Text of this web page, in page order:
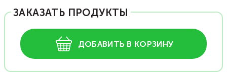
ЗАКАЗАТЬ ПРОДУКТЫ
ДОБАВИТЬ В КОРЗИНУ